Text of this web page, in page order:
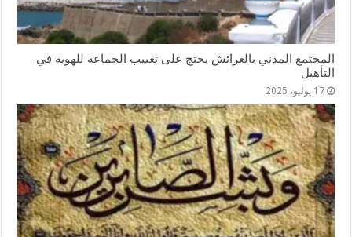
المجتمع المدني بالعرائش يحتج على تغييب الجماعة للهوية في
التأهيل
17 يوليو، 2025